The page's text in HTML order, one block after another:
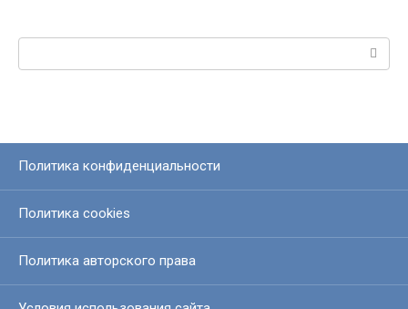
Поиск:
Политика конфиденциальности
Политика cookies
Политика авторского права